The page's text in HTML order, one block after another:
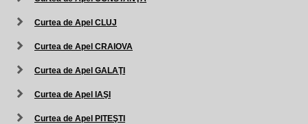
Curtea de Apel CLUJ
Curtea de Apel CRAIOVA
Curtea de Apel GALAŢI
Curtea de Apel IAŞI
Curtea de Apel PITEŞTI